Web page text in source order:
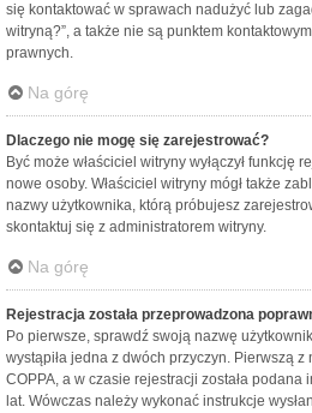
się kontaktować w sprawach nadużyć lub
witryną?”, a także nie są punktem
prawnych.
Na górę
Dlaczego nie mogę się zarejestrować?
Być może właściciel witryny wyłączył funkcję
nowe osoby. Właściciel witryny mógł także
nazwy użytkownika, którą próbujesz
skontaktuj się z administratorem witryny.
Na górę
Rejestracja została przeprowadzona
Po pierwsze, sprawdź swoją nazwę
wystąpiła jedna z dwóch przyczyn. Pierwszą z
COPPA, a w czasie rejestracji została podana
lat. Wówczas należy wykonać instrukcje